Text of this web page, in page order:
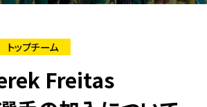
トップチーム
Freitas